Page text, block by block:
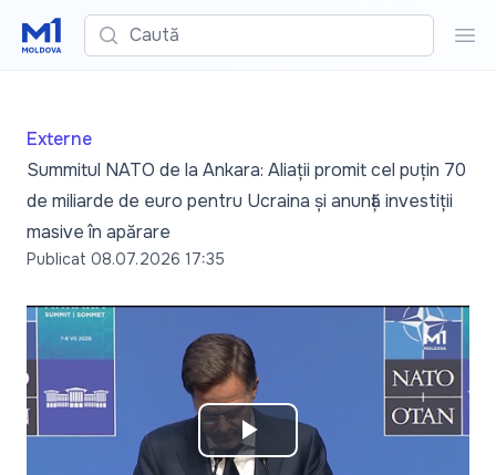
Caută
Externe
Summitul NATO de la Ankara: Aliații promit cel puțin 70
de miliarde de euro pentru Ucraina și anunță investiții
masive în apărare
Publicat 08.07.2026 17:35
Play